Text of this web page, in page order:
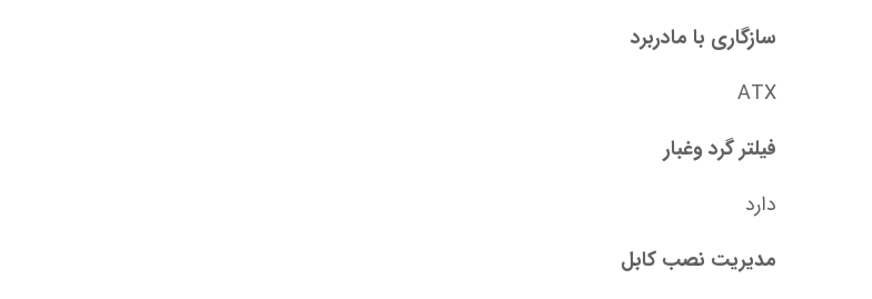
سازگاری با مادربرد
ATX
فیلتر گرد وغبار
دارد
مدیریت نصب کابل